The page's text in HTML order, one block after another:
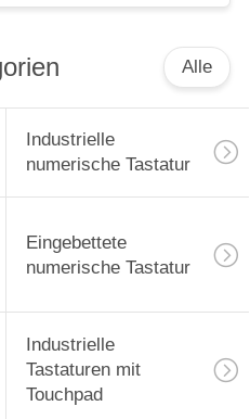
Alle
Industrielle
numerische Tastatur
Eingebettete
numerische Tastatur
Industrielle
Tastaturen mit
Touchpad